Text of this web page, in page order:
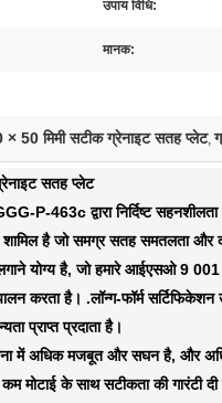
उपाय विधि:
मानक:
50 मिमी सटीक ग्रेनाइट सतह प्लेट,
सतह प्लेट
P-463c द्वारा निर्दिष्ट
है जो समग्र सतह समतलता और
योग्य है, जो हमारे आईएसओ 9 001
है। .लॉन्ग-फॉर्म सर्टिफिकेशन
प्राप्त प्रदाता है।
में अधिक मजबूत और सघन है, और
मोटाई के साथ सटीकता की गारंटी